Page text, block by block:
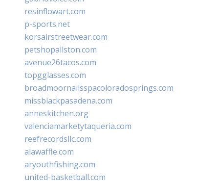
resinflowart.com
p-sports.net
korsairstreetwear.com
petshopallston.com
avenue26tacos.com
topgglasses.com
broadmoornailsspacoloradosprings.com
missblackpasadena.com
anneskitchen.org
valenciamarketytaqueria.com
reefrecordsllc.com
alawaffle.com
aryouthfishing.com
united-basketball.com